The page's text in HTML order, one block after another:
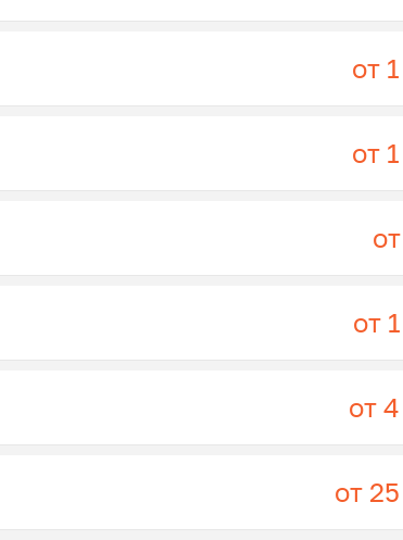
от
от
от
от
от